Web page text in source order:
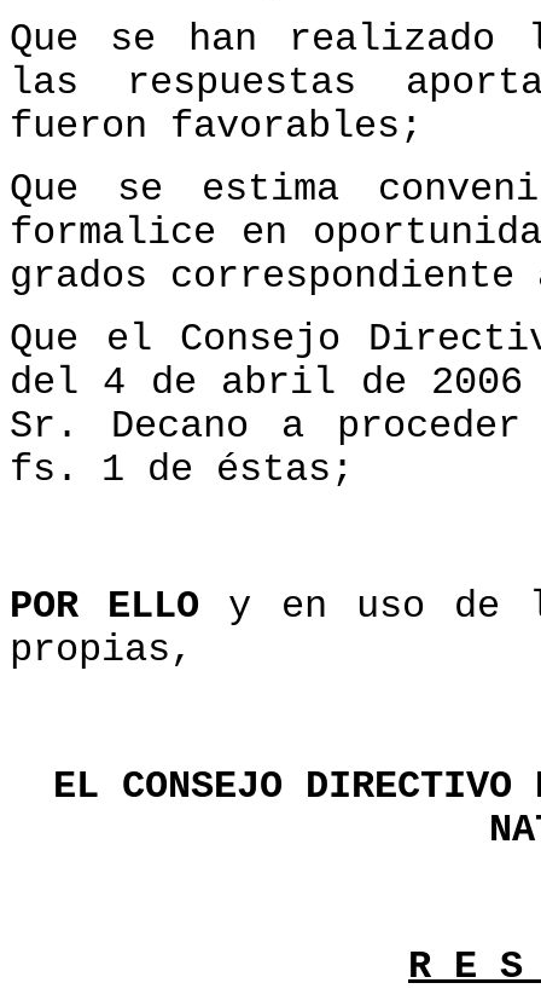
Que se han
las respuestas
fueron favorables;
Que se estima
formalice en
grados
Que el Consejo
del 4 de abril de
Sr. Decano a
fs. 1 de éstas;
POR ELLO y en uso de
propias,
EL CONSEJO
R E